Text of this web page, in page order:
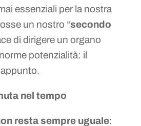
essenziali per la nostra
un nostro “secondo
di dirigere un organo
potenzialità: il
appunto.
nel tempo
resta sempre uguale: